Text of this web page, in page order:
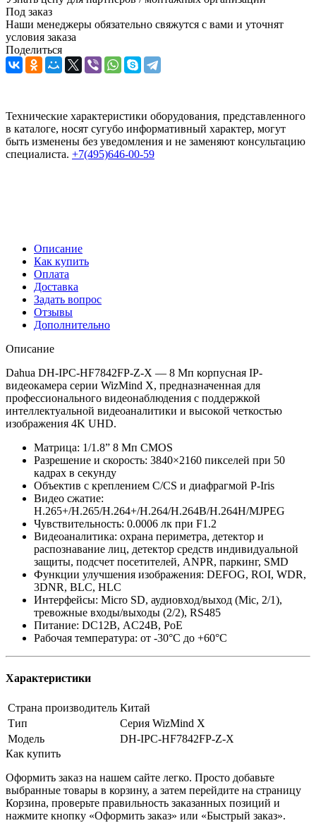
Под заказ
Наши менеджеры обязательно свяжутся с вами и уточнят
условия заказа
Поделиться
Технические характеристики оборудования, представленного
в каталоге, носят сугубо информативный характер, могут
быть изменены без уведомления и не заменяют консультацию
специалиста. +7(495)646-00-59
Описание
Как купить
Оплата
Доставка
Задать вопрос
Отзывы
Дополнительно
Описание
Dahua DH-IPC-HF7842FP-Z-X — 8 Мп корпусная IP-
видеокамера серии WizMind X, предназначенная для
профессионального видеонаблюдения с поддержкой
интеллектуальной видеоаналитики и высокой четкостью
изображения 4K UHD.
Матрица: 1/1.8” 8 Мп CMOS
Разрешение и скорость: 3840×2160 пикселей при 50
кадрах в секунду
Объектив с креплением C/CS и диафрагмой P-Iris
Видео сжатие:
H.265+/H.265/H.264+/H.264/H.264B/H.264H/MJPEG
Чувствительность: 0.0006 лк при F1.2
Видеоаналитика: охрана периметра, детектор и
распознавание лиц, детектор средств индивидуальной
защиты, подсчет посетителей, ANPR, паркинг, SMD
Функции улучшения изображения: DEFOG, ROI, WDR,
3DNR, BLC, HLC
Интерфейсы: Micro SD, аудиовход/выход (Mic, 2/1),
тревожные входы/выходы (2/2), RS485
Питание: DC12В, AC24В, PoE
Рабочая температура: от -30°С до +60°С
Характеристики
Страна производитель Китай
Тип
Серия WizMind X
Модель
DH-IPC-HF7842FP-Z-X
Как купить
Оформить заказ на нашем сайте легко. Просто добавьте
выбранные товары в корзину, а затем перейдите на страницу
Корзина, проверьте правильность заказанных позиций и
нажмите кнопку «Оформить заказ» или «Быстрый заказ».